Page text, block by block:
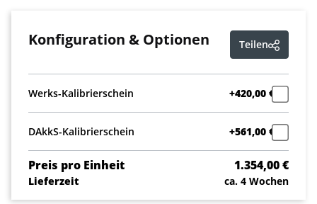
Konfiguration & Optionen Teilen
Werks-Kalibrierschein +420,00 €
DAkkS-Kalibrierschein +561,00 €
Preis pro Einheit 1.354,00 €
Lieferzeit ca. 4 Wochen